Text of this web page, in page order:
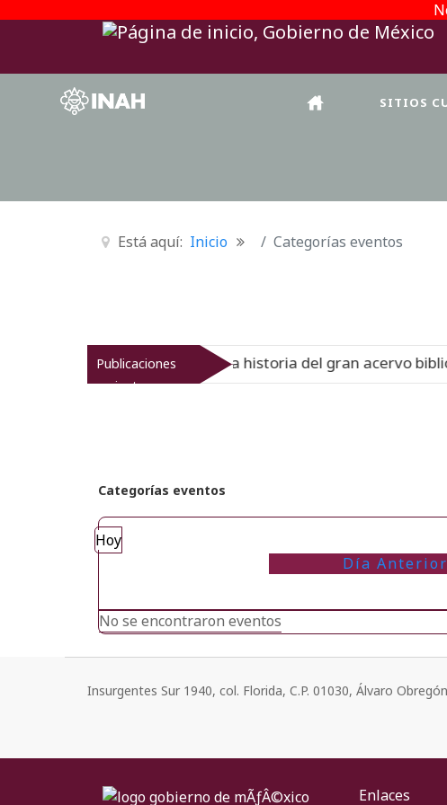
SITIOS
Está aquí: Inicio Categorías eventos
Publicaciones
recientes
del Virreinato muestra la historia del gran acervo
Categorías eventos
Hoy
Día Anterior
No se encontraron eventos
Insurgentes Sur 1940, col. Florida, C.P. 01030, Álvaro
Enlaces